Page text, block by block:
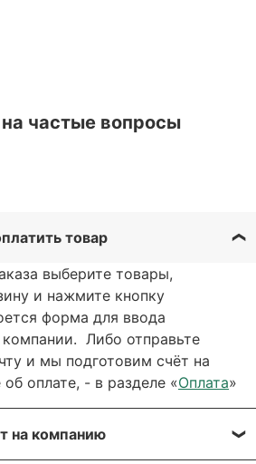
частые вопросы
товар
выберите товары,
и нажмите кнопку
форма для ввода
Либо отправьте
и мы подготовим счёт на
оплате, - в разделе «Оплата»
на компанию